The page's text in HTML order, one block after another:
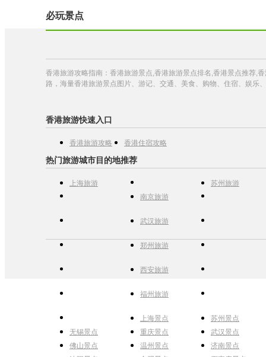
必玩景点
香港旅游攻略指南：香港旅游景点,香港旅游景点排名,香港景点推荐,
路，海量香港旅游景点图片、游记、交通、美食、购物、住宿、娱
香港旅游快速入口
香港旅游攻略 香港住宿攻略
热门旅游城市目的地推荐
上海旅游
苏州旅游
南京旅游
武汉旅游
郑州旅游
西安旅游
福州旅游
上海景点
苏州景点
无锡景点
重庆景点
武汉景点
佛山景点
温州景点
济南景点